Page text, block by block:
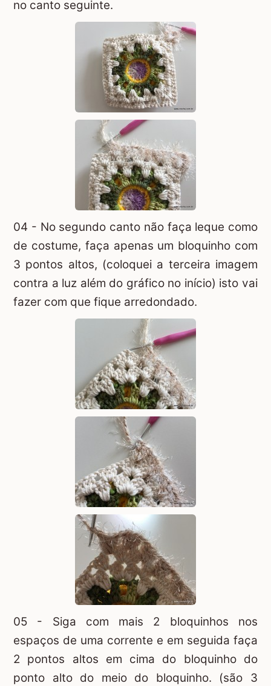
no canto seguinte.
04 - No segundo canto não faça leque como
de costume, faça apenas um bloquinho com
3 pontos altos, (coloquei a terceira imagem
contra a luz além do gráfico no início) isto vai
fazer com que fique arredondado.
05 - Siga com mais 2 bloquinhos nos
espaços de uma corrente e em seguida faça
2 pontos altos em cima do bloquinho do
ponto alto do meio do bloquinho. (são 3